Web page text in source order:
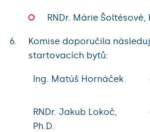
RNDr. Márie Šoltésové,
Komise doporučila
startovacích bytů:
Ing. Matúš Hornáček
RNDr. Jakub Lokoč,
Ph.D.